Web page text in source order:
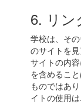
6. リン
学校は、そ
のサイトを
サイトの内
を含めるこ
ものではあ
イトの使用